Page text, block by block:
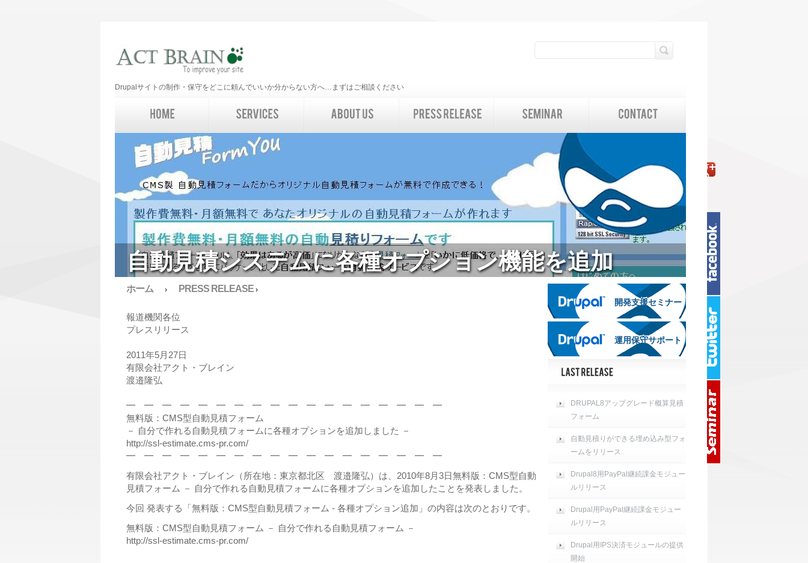
Drupalサイトの制作・保守をどこに頼んでいいか分からない方へ…まずはご相談ください
自動見積システムに各種オプション機能を追加
開発支援セミナー
開発支援セミナー
運用保守サポート
運用保守サポート
DRUPAL8アップグレード概算見積
フォーム
自動見積りができる埋め込み型フォ
ームをリリース
Drupal8用PayPal継続課金モジュー
ルリリース
Drupal用PayPal継続課金モジュー
ルリリース
Drupal用IPS決済モジュールの提供
開始
ホーム › PRESS RELEASE ›
報道機関各位
プレスリリース
2011年5月27日
有限会社アクト・ブレイン
渡邉隆弘
━ ━ ━ ━ ━ ━ ━ ━ ━ ━ ━ ━ ━ ━ ━ ━ ━ ━
無料版：CMS型自動見積フォーム
－ 自分で作れる自動見積フォームに各種オプションを追加しました －
http://ssl-estimate.cms-pr.com/
━ ━ ━ ━ ━ ━ ━ ━ ━ ━ ━ ━ ━ ━ ━ ━ ━ ━
有限会社アクト・ブレイン（所在地：東京都北区 渡邉隆弘）は、2010年8月3日無料版：CMS型自動
見積フォーム － 自分で作れる自動見積フォームに各種オプションを追加したことを発表しました。
今回 発表する「無料版：CMS型自動見積フォーム - 各種オプション追加」の内容は次のとおりです。
無料版：CMS型自動見積フォーム － 自分で作れる自動見積フォーム －
http://ssl-estimate.cms-pr.com/